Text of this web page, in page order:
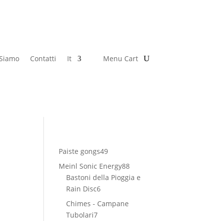
Contatti It Menu Cart
Paiste gongs4949
prodotti
Meinl Sonic Energy8888
prodotti
Bastoni della Pioggia e
Rain Disc66
prodotti
Chimes - Campane
Tubolari77